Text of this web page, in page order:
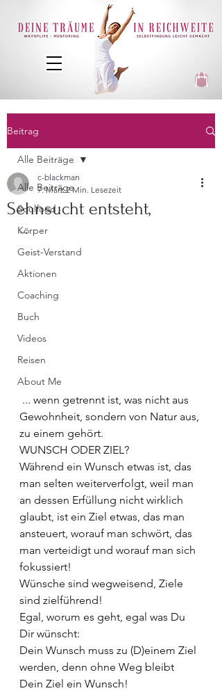
Beitrag
Alle Beiträge
Soulfood
Körper
Geist-Verstand
Aktionen
Coaching
Buch
Videos
Reisen
About Me
Alle Beiträge
Sehnsucht entsteht,
c-blackman
7. März 2 Min. Lesezeit
...
Gewohnheit, sondern von Natur aus,
zu einem gehört.
WUNSCH ODER ZIEL?
Während ein Wunsch etwas ist, das
man selten weiterverfolgt, weil man
an dessen Erfüllung nicht wirklich
glaubt, ist ein Ziel etwas, das man
ansteuert, worauf man schwört, das
man verteidigt und worauf man sich
fokussiert!
Wünsche sind wegweisend, Ziele
sind zielführend!
Egal, worum es geht, egal was Du
Dir wünscht:
Dein Wunsch muss zu (D)einem Ziel
werden, denn ohne Weg bleibt
Dein Ziel ein Wunsch!